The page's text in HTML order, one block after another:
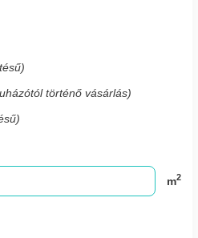
történő vásárlás)
m2